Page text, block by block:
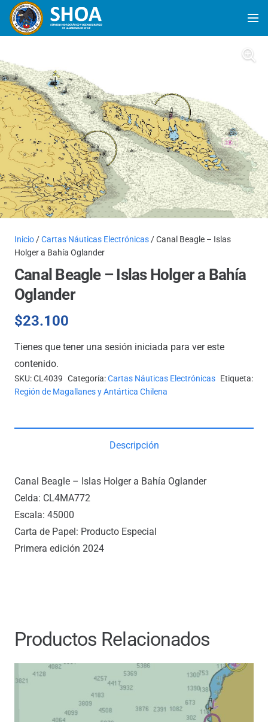
Inicio /Cartas Náuticas Electrónicas / Canal Beagle – Islas
Holger a Bahía Oglander
Canal Beagle – Islas Holger a Bahía
Oglander
$23.100
Tienes que tener una sesión iniciada para ver este
contenido.
SKU:CL4039 Categoría:Cartas Náuticas Electrónicas Etiqueta:
Región de Magallanes y Antártica Chilena
Descripción
Canal Beagle – Islas Holger a Bahía Oglander
Celda: CL4MA772
Escala: 45000
Carta de Papel: Producto Especial
Primera edición 2024
Productos Relacionados